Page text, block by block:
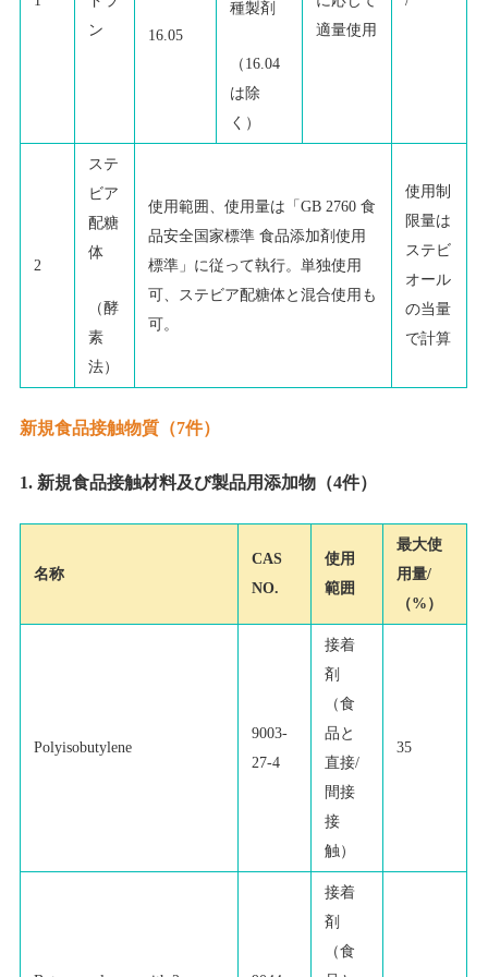
ン
適量使用
16.05
種製剤
（16.04
は除
く）
2
ステ
ビア
配糖
体
（酵
素
法）
使用範囲、使用量は「GB 2760 食
品安全国家標準 食品添加剤使用
標準」に従って執行。単独使用
可、ステビア配糖体と混合使用も
可。
使用制
限量は
ステビ
オール
の当量
で計算
新規食品接触物質（7件）
1. 新規食品接触材料及び製品用添加物（4件）
名称
CAS
NO.
使用
範囲
最大使
用量/
（%）
Polyisobutylene
9003-
27-4
接着
剤
（食
品と
直接/
間接
接
触）
35
接着
剤
（食